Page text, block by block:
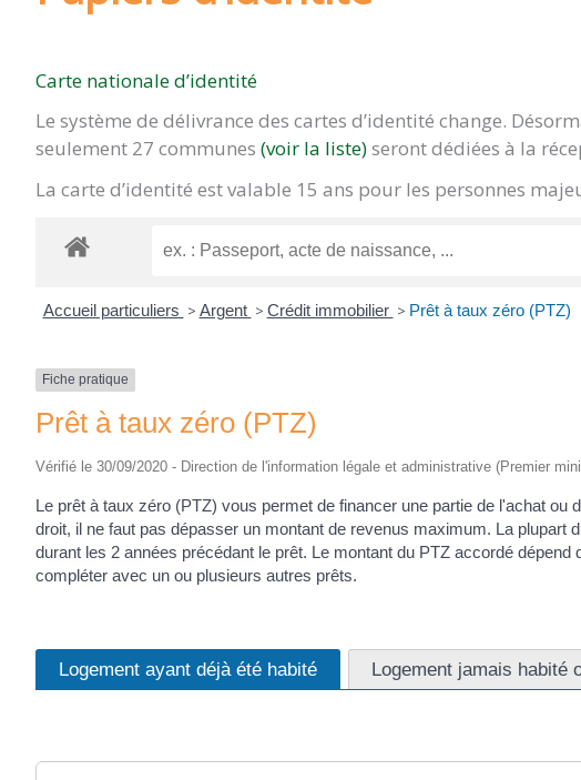
Carte nationale d’identité
Le système de délivrance des cartes d’identité change.
seulement 27 communes (voir la liste)seront dédiées à la
La carte d’identité est valable 15 ans pour les personnes
Accueil particuliers > Argent > Crédit immobilier > Prêt à taux zéro (PTZ)
Fiche pratique
Prêt à taux zéro (PTZ)
Vérifié le 30/09/2020 - Direction de l'information légale et administrative (Premier
Le prêt à taux zéro (PTZ) vous permet de financer une partie de l'achat
droit, il ne faut pas dépasser un montant de revenus maximum. La plupart
durant les 2 années précédant le prêt. Le montant du PTZ accordé
compléter avec un ou plusieurs autres prêts.
Logement ayant déjà été habité Logement jamais habité